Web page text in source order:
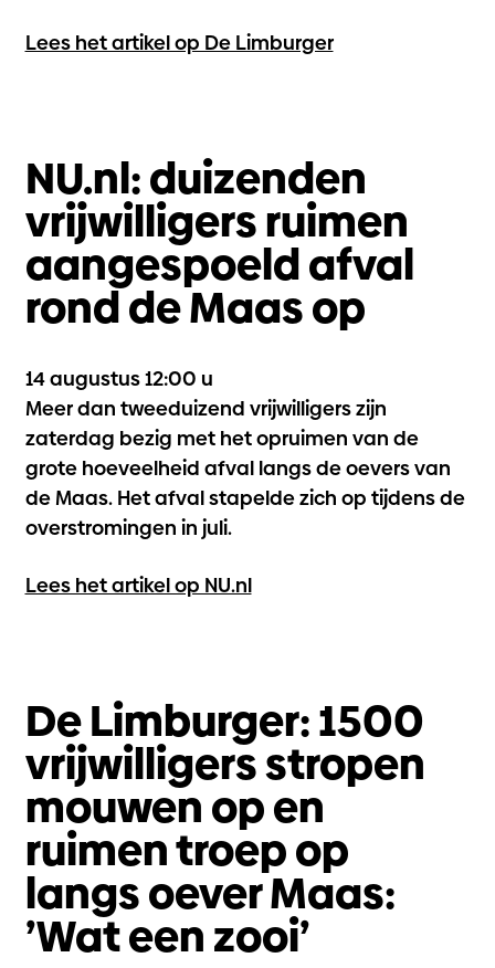
Lees het artikel op De Limburger
NU.nl: duizenden
vrijwilligers ruimen
aangespoeld afval
rond de Maas op
14 augustus 12:00 u
Meer dan tweeduizend vrijwilligers zijn
zaterdag bezig met het opruimen van de
grote hoeveelheid afval langs de oevers van
de Maas. Het afval stapelde zich op tijdens de
overstromingen in juli.
Lees het artikel op NU.nl
De Limburger: 1500
vrijwilligers stropen
mouwen op en
ruimen troep op
langs oever Maas:
’Wat een zooi’